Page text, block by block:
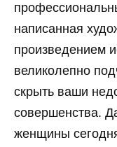
написанная
произведением
великолепно
скрыть ваши
совершенства.
женщины